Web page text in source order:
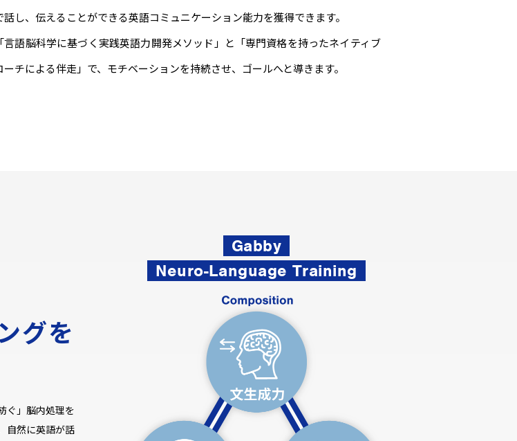
話し、伝えることができる英語コミュニケーション能力を獲得できます。
「言語脳科学に基づく実践英語力開発メソッド」と「専門資格を持ったネイティブ
ーチによる伴走」で、モチベーションを持続させ、ゴールへと導きます。
グを
ぐ」脳内処理を
自然に英語が話
Gabby
Neuro-Language Training